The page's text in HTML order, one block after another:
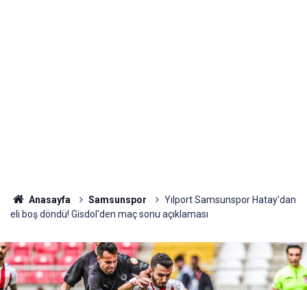
Anasayfa Samsunspor
Yılport Samsunspor Hatay'dan
eli boş döndü! Gisdol'den maç sonu açıklaması